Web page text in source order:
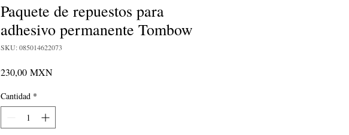
Paquete de repuestos para
adhesivo permanente Tombow
SKU: 085014622073
230,00 MXNPrecio
Cantidad *